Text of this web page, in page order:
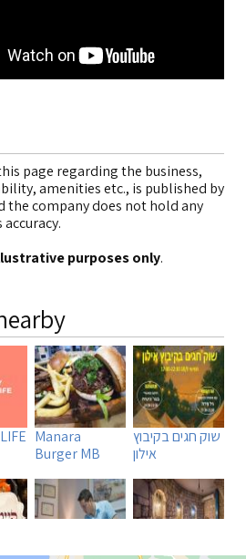
page regarding the business,
amenities etc., is published by
the company does not hold any
purposes only.
שוק חגים בקיבוץ
אילון
Manara
Burger MB